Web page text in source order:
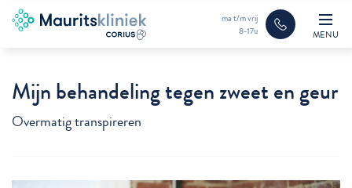
ma t/m vrij
8-17u
MENU
Mijn behandeling tegen zweet en geur
Overmatig transpireren